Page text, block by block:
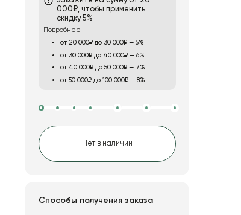
000₽, чтобы применить
скидку 5%
Подробнее
от 20 000₽ до 30 000₽ — 5%
от 30 000₽ до 40 000₽ — 6%
от 40 000₽ до 50 000₽ — 7%
от 50 000₽ до 100 000₽ — 8%
Нет в наличии
Способы получения заказа